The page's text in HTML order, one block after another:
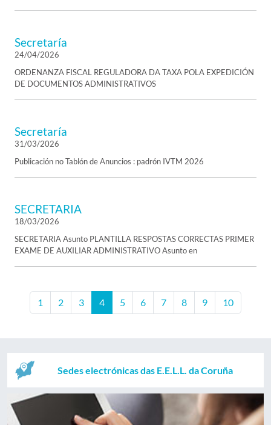
Secretaría
24/04/2026
ORDENANZA FISCAL REGULADORA DA TAXA POLA EXPEDICIÓN
DE DOCUMENTOS ADMINISTRATIVOS
Secretaría
31/03/2026
Publicación no Tablón de Anuncios : padrón IVTM 2026
SECRETARIA
18/03/2026
SECRETARIA Asunto PLANTILLA RESPOSTAS CORRECTAS PRIMER
EXAME DE AUXILIAR ADMINISTRATIVO Asunto en
1 2 3 4 5 6 7 8 9 10
Sedes electrónicas das E.E.L.L. da Coruña